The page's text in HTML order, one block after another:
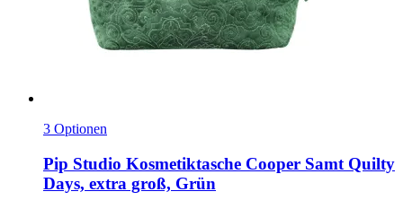
3 Optionen
Pip Studio Kosmetiktasche Cooper Samt Quilty
Days, extra groß, Grün